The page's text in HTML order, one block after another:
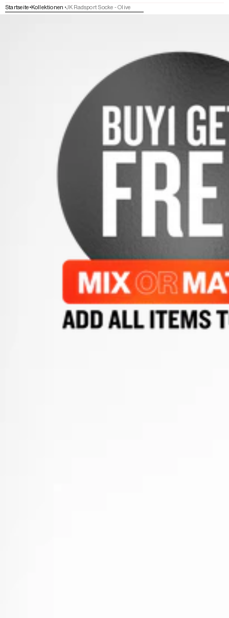
Startseite Kollektionen JK Radsport Socke - Olive
WEITER ZU DEN PRODUKTINFORMATIONEN